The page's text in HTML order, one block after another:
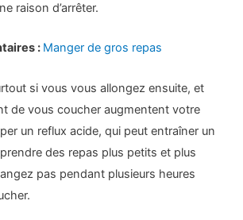
raison d’arrêter.
: Manger de gros repas
si vous vous allongez ensuite, et
de vous coucher augmentent votre
un reflux acide, qui peut entraîner un
des repas plus petits et plus
pas pendant plusieurs heures